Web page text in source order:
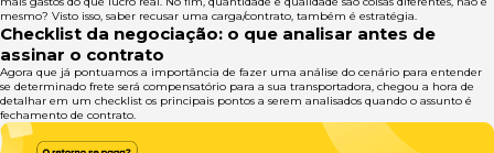
mesmo? Visto isso, saber recusar uma carga/contrato, também é estratégia.
Checklist da negociação: o que analisar antes de
assinar o contrato
Agora que já pontuamos a importância de fazer uma análise do cenário para entender
se determinado frete será compensatório para a sua transportadora, chegou a hora de
detalhar em um checklist os principais pontos a serem analisados quando o assunto é
fechamento de contrato.